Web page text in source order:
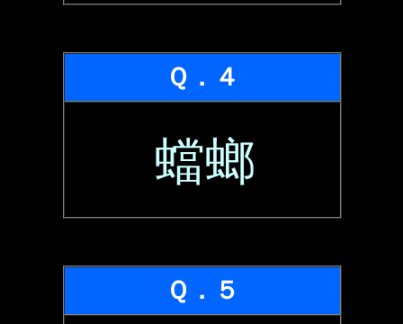
Ｑ．４
蟷螂
Ｑ．５